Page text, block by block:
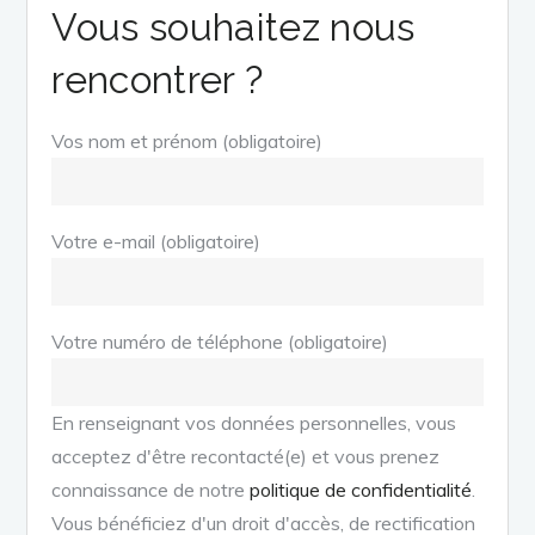
Vous souhaitez nous
rencontrer ?
Vos nom et prénom (obligatoire)
Votre e-mail (obligatoire)
Votre numéro de téléphone (obligatoire)
En renseignant vos données personnelles, vous
acceptez d'être recontacté(e) et vous prenez
connaissance de notrepolitique de confidentialité
Vous bénéficiez d'un droit d'accès, de rectification